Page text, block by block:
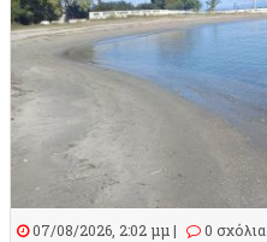
07/08/2026, 2:02 μμ | 0 σχόλια